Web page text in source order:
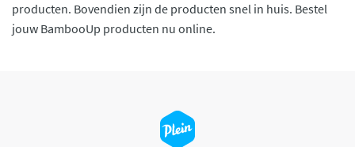
producten. Bovendien zijn de producten snel in huis. Bestel
jouw BambooUp producten nu online.